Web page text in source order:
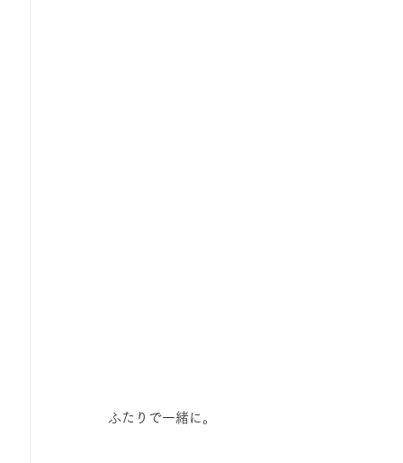
ふたりで一緒に。